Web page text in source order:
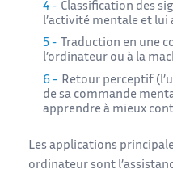
Classification des
l’activité mentale et lui
Traduction en une
l’ordinateur ou à la
Retour perceptif
de sa commande
apprendre à mieux
Les applications
ordinateur sont